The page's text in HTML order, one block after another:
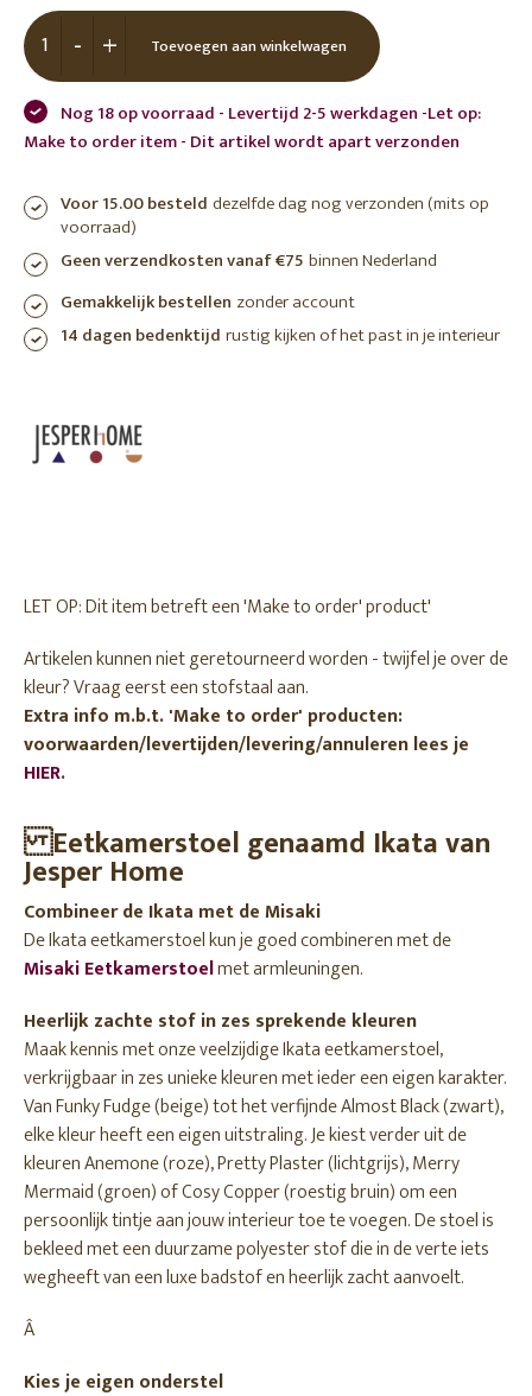
+
- Toevoegen aan winkelwagen
Nog 18 op voorraad - Levertijd 2-5 werkdagen -Let op:
Make to order item - Dit artikel wordt apart verzonden
Voor 15.00 besteld dezelfde dag nog verzonden (mits op
voorraad)
Geen verzendkosten vanaf €75 binnen Nederland
Gemakkelijk bestellen zonder account
14 dagen bedenktijd rustig kijken of het past in je interieur
LET OP: Dit item betreft een 'Make to order' product'
Artikelen kunnen niet geretourneerd worden - twijfel je over de
kleur? Vraag eerst een stofstaal aan.
Extra info m.b.t. 'Make to order' producten:
voorwaarden/levertijden/levering/annuleren lees je
HIER.
Eetkamerstoel genaamd Ikata van
Jesper Home
Combineer de Ikata met de Misaki
De Ikata eetkamerstoel kun je goed combineren met de
Misaki Eetkamerstoelmet armleuningen.
Heerlijk zachte stof in zes sprekende kleuren
Maak kennis met onze veelzijdige Ikata eetkamerstoel,
verkrijgbaar in zes unieke kleuren met ieder een eigen karakter.
Van Funky Fudge (beige) tot het verfijnde Almost Black (zwart),
elke kleur heeft een eigen uitstraling. Je kiest verder uit de
kleuren Anemone (roze), Pretty Plaster (lichtgrijs), Merry
Mermaid (groen) of Cosy Copper (roestig bruin) om een
persoonlijk tintje aan jouw interieur toe te voegen. De stoel is
bekleed met een duurzame polyester stof die in de verte iets
wegheeft van een luxe badstof en heerlijk zacht aanvoelt.
Â
Kies je eigen onderstel